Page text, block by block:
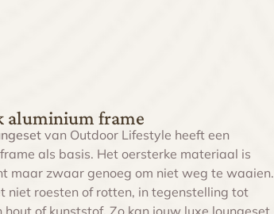
aluminium frame
van Outdoor Lifestyle heeft een
als basis. Het oersterke materiaal is
maar zwaar genoeg om niet weg te waaien.
niet roesten of rotten, in tegenstelling tot